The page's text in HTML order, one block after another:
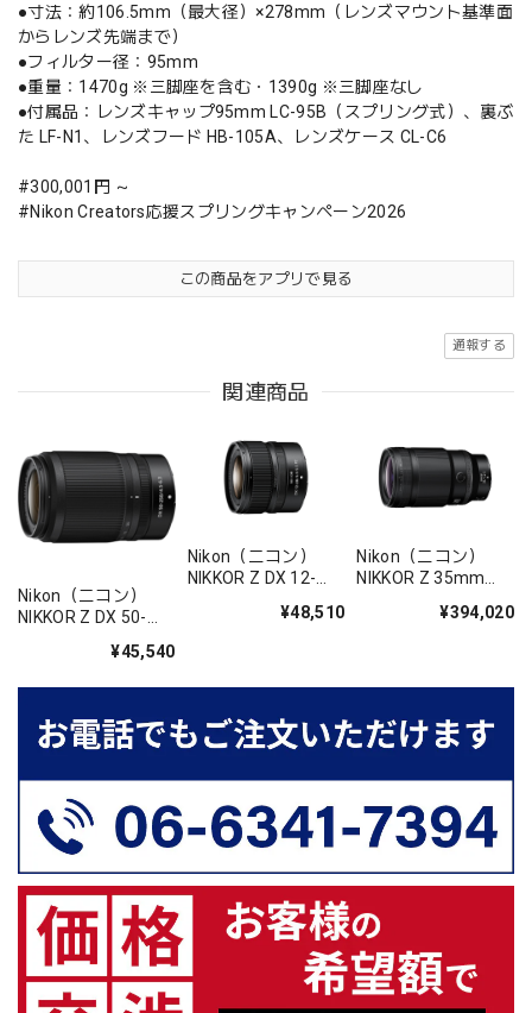
●寸法：約106.5mm（最大径）×278mm（レンズマウント基準面
からレンズ先端まで）
●フィルター径：95mm
●重量：1470g ※三脚座を含む・1390g ※三脚座なし
●付属品：レンズキャップ95mm LC-95B（スプリング式）、裏ぶ
た LF-N1、レンズフード HB-105A、レンズケース CL-C6
#300,001円 ～
#Nikon Creators応援スプリングキャンペーン2026
この商品をアプリで見る
通報する
関連商品
Nikon（ニコン）
NIKKOR Z DX 50-
¥45,540
Nikon（ニコン）
NIKKOR Z DX 12-
¥48,510
Nikon（ニコン）
NIKKOR Z 35mm
¥394,020